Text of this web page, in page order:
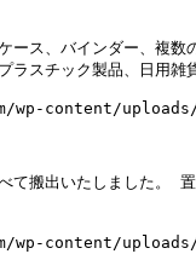
ース、バインダー、複
スチック製品、日用
content/uploads/
て搬出いたしました。
content/uploads/